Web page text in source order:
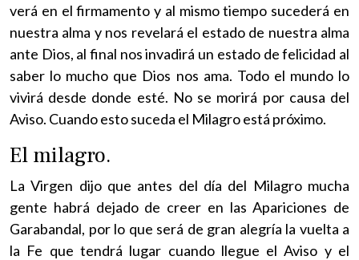
verá en el firmamento y al mismo tiempo sucederá en
nuestra alma y nos revelará el estado de nuestra alma
ante Dios, al final nos invadirá un estado de felicidad al
saber lo mucho que Dios nos ama. Todo el mundo lo
vivirá desde donde esté. No se morirá por causa del
Aviso. Cuando esto suceda el Milagro está próximo.
El milagro.
La Virgen dijo que antes del día del Milagro mucha
gente habrá dejado de creer en las Apariciones de
Garabandal, por lo que será de gran alegría la vuelta a
la Fe que tendrá lugar cuando llegue el Aviso y el